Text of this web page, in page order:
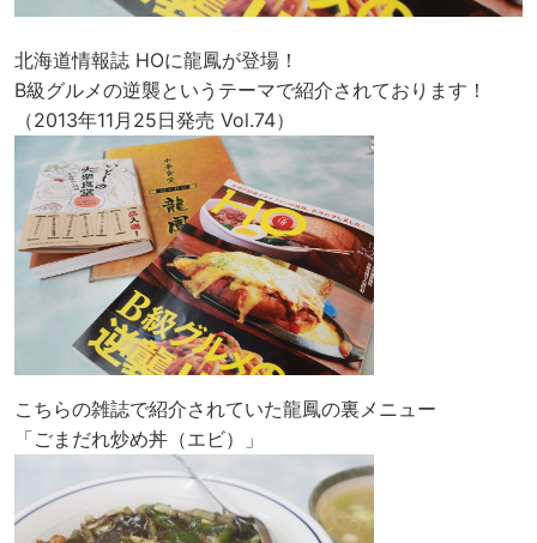
北海道情報誌 HOに龍鳳が登場！
B級グルメの逆襲というテーマで紹介されております！
（2013年11月25日発売 Vol.74）
こちらの雑誌で紹介されていた龍鳳の裏メニュー
「ごまだれ炒め丼（エビ）」